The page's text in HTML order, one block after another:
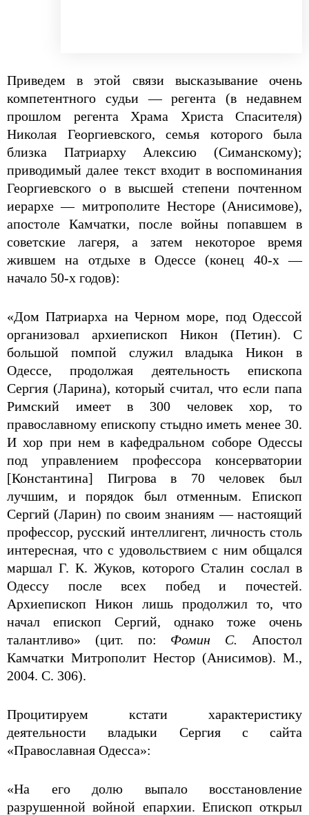
Приведем в этой связи высказывание очень
компетентного судьи — регента (в недавнем
прошлом регента Храма Христа Спасителя)
Николая Георгиевского, семья которого была
близка Патриарху Алексию (Симанскому);
приводимый далее текст входит в воспоминания
Георгиевского о в высшей степени почтенном
иерархе — митрополите Несторе (Анисимове),
апостоле Камчатки, после войны попавшем в
советские лагеря, а затем некоторое время
жившем на отдыхе в Одессе (конец 40-х —
начало 50-х годов):
«Дом Патриарха на Черном море, под Одессой
организовал архиепископ Никон (Петин). С
большой помпой служил владыка Никон в
Одессе, продолжая деятельность епископа
Сергия (Ларина), который считал, что если папа
Римский имеет в 300 человек хор, то
православному епископу стыдно иметь менее 30.
И хор при нем в кафедральном соборе Одессы
под управлением профессора консерватории
[Константина] Пигрова в 70 человек был
лучшим, и порядок был отменным. Епископ
Сергий (Ларин) по своим знаниям — настоящий
профессор, русский интеллигент, личность столь
интересная, что с удовольствием с ним общался
маршал Г. К. Жуков, которого Сталин сослал в
Одессу после всех побед и почестей.
Архиепископ Никон лишь продолжил то, что
начал епископ Сергий, однако тоже очень
талантливо» (цит. по: Фомин С.
Апостол
Камчатки Митрополит Нестор (Анисимов). М.,
2004. С. 306).
Процитируем кстати характеристику
деятельности владыки Сергия с сайта
«Православная Одесса»:
«На его долю выпало восстановление
разрушенной войной епархии. Епископ открыл